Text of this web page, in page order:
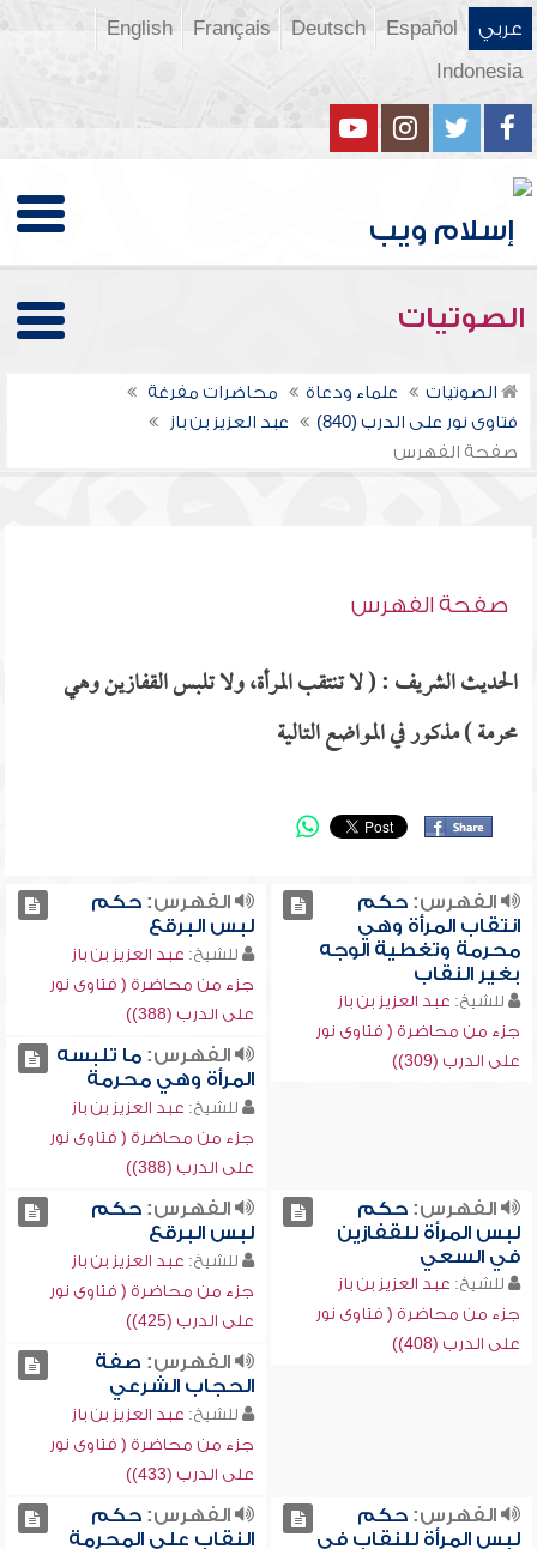
عربي Español
Deutsch
Français
English
Indonesia
الصوتيات
الصوتيات علماء ودعاة
محاضرات مفرغة
فتاوى نور على الدرب (840)
عبد العزيز بن باز
صفحة الفهرس
صفحة الفهرس
الحديث الشريف : ( لا تنتقب المرأة، ولا تلبس القفازين وهي
محرمة ) مذكور في المواضع التالية
الفهرس:حكم
انتقاب المرأة وهي
محرمة وتغطية الوجه
بغير النقاب
للشيخ: عبد العزيز بن باز
جزء من محاضرة ( فتاوى نور
على الدرب (309))
الفهرس:حكم
لبس البرقع
للشيخ: عبد العزيز بن باز
جزء من محاضرة ( فتاوى نور
على الدرب (388))
الفهرس:ما تلبسه
المرأة وهي محرمة
للشيخ: عبد العزيز بن باز
جزء من محاضرة ( فتاوى نور
على الدرب (388))
الفهرس:حكم
لبس المرأة للقفازين
في السعي
للشيخ: عبد العزيز بن باز
جزء من محاضرة ( فتاوى نور
على الدرب (408))
الفهرس:حكم
لبس البرقع
للشيخ: عبد العزيز بن باز
جزء من محاضرة ( فتاوى نور
على الدرب (425))
الفهرس: صفة
الحجاب الشرعي
للشيخ: عبد العزيز بن باز
جزء من محاضرة ( فتاوى نور
على الدرب (433))
الفهرس:حكم
لبس المرأة للنقاب في
الفهرس:حكم
النقاب على المحرمة